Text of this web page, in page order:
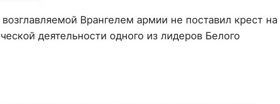
Врангелем армии не поставил крест на
деятельности одного из лидеров Белого